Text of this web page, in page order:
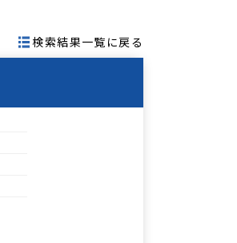
検索結果一覧に戻る